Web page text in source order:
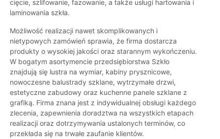
cięcie, szlifowanie, fazowanie, a także usługi hartowania i
laminowania szkła.
Możliwość realizacji nawet skomplikowanych i
nietypowych zamówień sprawia, że firma dostarcza
produkty o wysokiej jakości oraz starannym wykończeniu.
W bogatym asortymencie przedsiębiorstwa Szkło
znajdują się lustra na wymiar, kabiny prysznicowe,
nowoczesne balustrady szklane, wytrzymałe drzwi,
estetyczne zabudowy oraz kuchenne panele szklane z
grafiką. Firma znana jest z indywidualnej obsługi każdego
zlecenia, zapewnienia doradztwa na wszystkich etapach
realizacji oraz dotrzymywania ustalonych terminów, co
przekłada się na trwałe zaufanie klientów.